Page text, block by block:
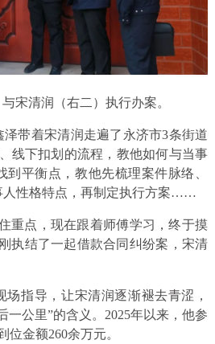
宋清润（右二）执行办案。
带着宋清润走遍了永济市3条街道
线下扣划的流程，教他如何与当事
到平衡点，教他先梳理案件脉络、
人性格特点，再制定执行方案……
重点，现在跟着师傅学习，终于摸
执结了一起借款合同纠纷案，宋清
场指导，让宋清润逐渐褪去青涩，
一公里”的含义。2025年以来，他参
位金额260余万元。